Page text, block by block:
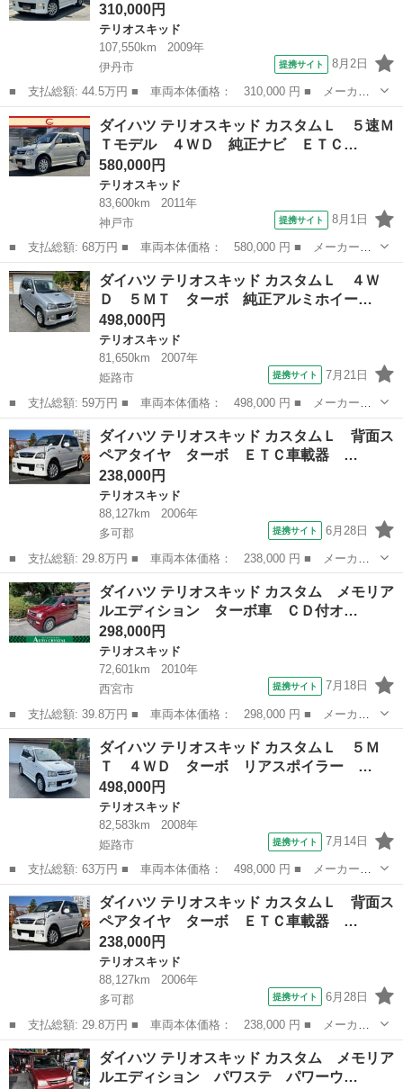
310,000円
テリオスキッド
107,550km
2009年
伊丹市
提携サイト 8月2日
■ 支払総額: 44.5万円 ■ 車両本体価格： 310,000 円 ■ メーカー
名： ダイハツ ■ 車種名： テリオスキッド ■ グレード名：
Ｘ ４ＷＤ 禁煙車 ＥＣＬＩＰＰＳＥ７インチナビ 純正アルミホ
イール フルセ...
兵庫 伊丹市 テリオスキッド
ダイハツ テリオスキッド カスタムＬ ５速Ｍ
Ｔモデル ４ＷＤ 純正ナビ ＥＴＣ…
580,000円
テリオスキッド
83,600km
2011年
神戸市
提携サイト 8月1日
■ 支払総額: 68万円 ■ 車両本体価格： 580,000 円 ■ メーカー
名： ダイハツ ■ 車種名： テリオスキッド ■ グレード名： カ
スタムＬ ５速ＭＴモデル ４ＷＤ 純正ナビ ＥＴＣ キーレス
フォグ 電格ミラ...
兵庫 神戸市 テリオスキッド
ダイハツ テリオスキッド カスタムＬ ４Ｗ
Ｄ ５ＭＴ ターボ 純正アルミホイー…
498,000円
テリオスキッド
81,650km
2007年
姫路市
提携サイト 7月21日
■ 支払総額: 59万円 ■ 車両本体価格： 498,000 円 ■ メーカー
名： ダイハツ ■ 車種名： テリオスキッド ■ グレード名： カ
スタムＬ ４ＷＤ ５ＭＴ ターボ 純正アルミホイール 電動格納
ドアミラー リア...
兵庫 姫路市 テリオスキッド
ダイハツ テリオスキッド カスタムＬ 背面ス
ペアタイヤ ターボ ＥＴＣ車載器 …
238,000円
テリオスキッド
88,127km
2006年
多可郡
提携サイト 6月28日
■ 支払総額: 29.8万円 ■ 車両本体価格： 238,000 円 ■ メーカー
名： ダイハツ ■ 車種名： テリオスキッド ■ グレード名： カ
スタムＬ 背面スペアタイヤ ターボ ＥＴＣ車載器 禁煙車 衝突
安全ボディ ...
兵庫 多可郡 テリオスキッド
ダイハツ テリオスキッド カスタム メモリア
ルエディション ターボ車 ＣＤ付オ…
298,000円
テリオスキッド
72,601km
2010年
西宮市
提携サイト 7月18日
■ 支払総額: 39.8万円 ■ 車両本体価格： 298,000 円 ■ メーカー
名： ダイハツ ■ 車種名： テリオスキッド ■ グレード名： カ
スタム メモリアルエディション ターボ車 ＣＤ付オーディオ Ｅ
ＴＣ ＭＯＭ...
兵庫 西宮市 テリオスキッド
ダイハツ テリオスキッド カスタムＬ ５Ｍ
Ｔ ４ＷＤ ターボ リアスポイラー …
498,000円
テリオスキッド
82,583km
2008年
姫路市
提携サイト 7月14日
■ 支払総額: 63万円 ■ 車両本体価格： 498,000 円 ■ メーカー
名： ダイハツ ■ 車種名： テリオスキッド ■ グレード名： カ
スタムＬ ５ＭＴ ４ＷＤ ターボ リアスポイラー キーレスキ
ー プライバシーガ...
兵庫 姫路市 テリオスキッド
ダイハツ テリオスキッド カスタムＬ 背面ス
ペアタイヤ ターボ ＥＴＣ車載器 …
238,000円
テリオスキッド
88,127km
2006年
多可郡
提携サイト 6月28日
■ 支払総額: 29.8万円 ■ 車両本体価格： 238,000 円 ■ メーカー
名： ダイハツ ■ 車種名： テリオスキッド ■ グレード名： カ
スタムＬ 背面スペアタイヤ ターボ ＥＴＣ車載器 禁煙車 衝突
安全ボディ ...
兵庫 多可郡 テリオスキッド
ダイハツ テリオスキッド カスタム メモリア
ルエディション パワステ パワーウ…